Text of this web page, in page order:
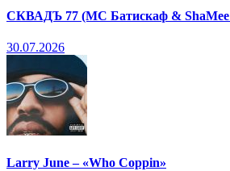
СКВАДЪ 77 (МС Батискаф & ShaMee
30.07.2026
Larry June – «Who Coppin»